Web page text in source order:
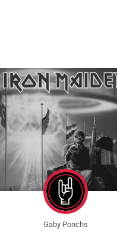
Gaby Ponchs